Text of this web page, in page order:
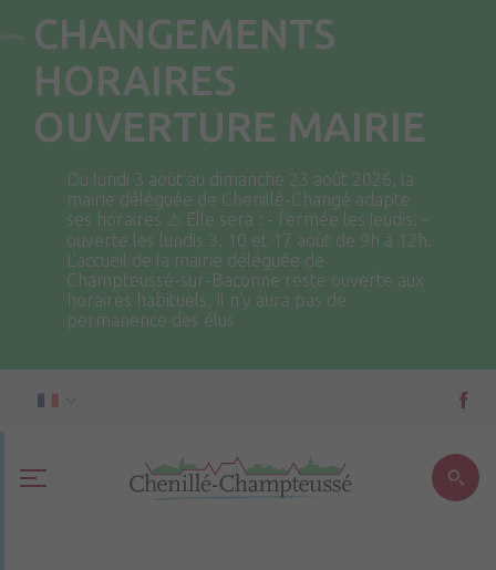
CHANGEMENTS
HORAIRES
OUVERTURE MAIRIE
Du lundi 3 août au dimanche 23 août 2026, la
mairie déléguée de Chenillé-Changé adapte
ses horaires ⚠ Elle sera : - fermée les jeudis. -
ouverte les lundis 3, 10 et 17 août de 9h à 12h.
L'accueil de la mairie déléguée de
Champteussé-sur-Baconne reste ouverte aux
horaires habituels. Il n'y aura pas de
permanence des élus